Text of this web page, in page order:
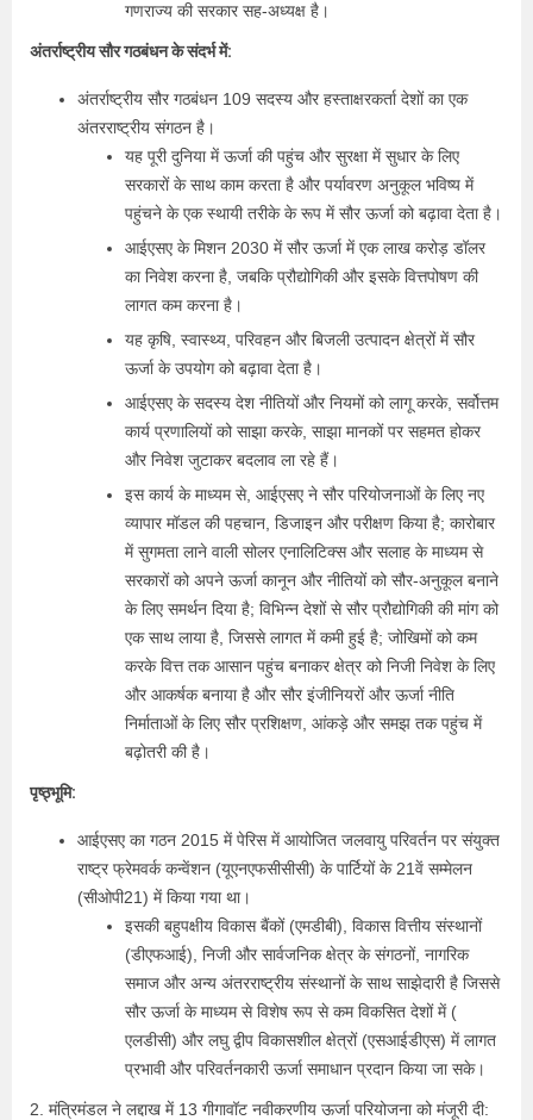
गणराज्य की सरकार सह-अध्यक्ष है।
अंतर्राष्ट्रीय सौर गठबंधन के संदर्भ में:
अंतर्राष्ट्रीय सौर गठबंधन 109 सदस्य और हस्ताक्षरकर्ता देशों का एक
अंतरराष्ट्रीय संगठन है।
यह पूरी दुनिया में ऊर्जा की पहुंच और सुरक्षा में सुधार के लिए
सरकारों के साथ काम करता है और पर्यावरण अनुकूल भविष्य में
पहुंचने के एक स्थायी तरीके के रूप में सौर ऊर्जा को बढ़ावा देता है।
आईएसए के मिशन 2030 में सौर ऊर्जा में एक लाख करोड़ डॉलर
का निवेश करना है, जबकि प्रौद्योगिकी और इसके वित्तपोषण की
लागत कम करना है।
यह कृषि, स्वास्थ्य, परिवहन और बिजली उत्पादन क्षेत्रों में सौर
ऊर्जा के उपयोग को बढ़ावा देता है।
आईएसए के सदस्य देश नीतियों और नियमों को लागू करके, सर्वोत्तम
कार्य प्रणालियों को साझा करके, साझा मानकों पर सहमत होकर
और निवेश जुटाकर बदलाव ला रहे हैं।
इस कार्य के माध्यम से, आईएसए ने सौर परियोजनाओं के लिए नए
व्यापार मॉडल की पहचान, डिजाइन और परीक्षण किया है; कारोबार
में सुगमता लाने वाली सोलर एनालिटिक्स और सलाह के माध्यम से
सरकारों को अपने ऊर्जा कानून और नीतियों को सौर-अनुकूल बनाने
के लिए समर्थन दिया है; विभिन्न देशों से सौर प्रौद्योगिकी की मांग को
एक साथ लाया है, जिससे लागत में कमी हुई है; जोखिमों को कम
करके वित्त तक आसान पहुंच बनाकर क्षेत्र को निजी निवेश के लिए
और आकर्षक बनाया है और सौर इंजीनियरों और ऊर्जा नीति
निर्माताओं के लिए सौर प्रशिक्षण, आंकड़े और समझ तक पहुंच में
बढ़ोतरी की है।
पृष्ठ्भूमि:
आईएसए का गठन 2015 में पेरिस में आयोजित जलवायु परिवर्तन पर संयुक्त
राष्ट्र फ्रेमवर्क कन्वेंशन (यूएनएफसीसीसी) के पार्टियों के 21वें सम्मेलन
(सीओपी21) में किया गया था।
इसकी बहुपक्षीय विकास बैंकों (एमडीबी), विकास वित्तीय संस्थानों
(डीएफआई), निजी और सार्वजनिक क्षेत्र के संगठनों, नागरिक
समाज और अन्य अंतरराष्ट्रीय संस्थानों के साथ साझेदारी है जिससे
सौर ऊर्जा के माध्यम से विशेष रूप से कम विकसित देशों में (
एलडीसी) और लघु द्वीप विकासशील क्षेत्रों (एसआईडीएस) में लागत
प्रभावी और परिवर्तनकारी ऊर्जा समाधान प्रदान किया जा सके।
2. मंत्रिमंडल ने लद्दाख में 13 गीगावॉट नवीकरणीय ऊर्जा परियोजना को मंजूरी दी: